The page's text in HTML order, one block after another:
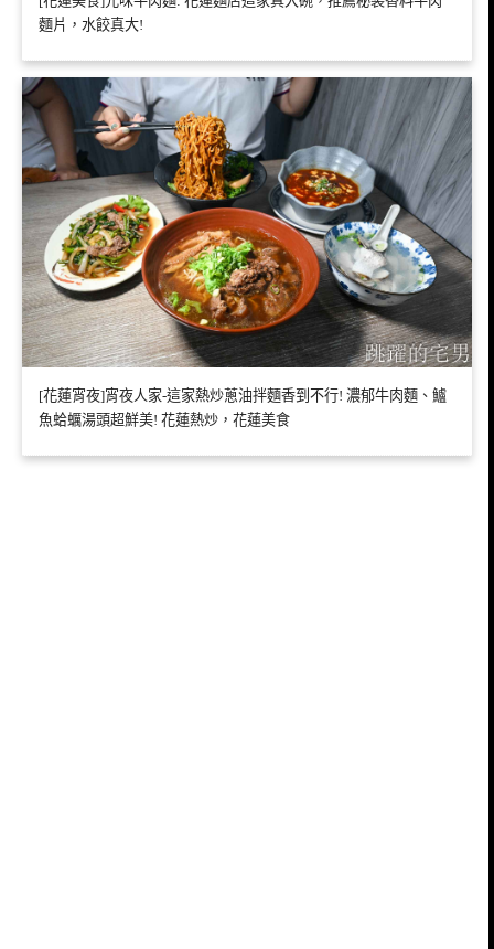
麵片，水餃真大!
[花蓮宵夜]宵夜人家-這家熱炒蔥油拌麵香到不行! 濃郁牛肉麵、鱸
魚蛤蠣湯頭超鮮美! 花蓮熱炒，花蓮美食